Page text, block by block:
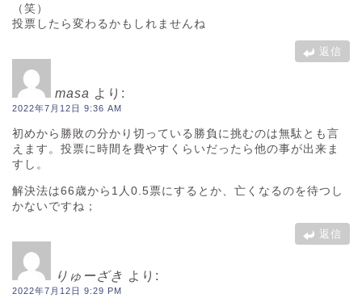
（笑）
投票したら変わるかもしれませんね
返信
masa より:
2022年7月12日 9:36 AM
初めから勝敗の分かり切っている勝負に挑むのは無駄とも言
えます。投票に時間を費やすくらいだったら他の事が出来ま
すし。
解決法は66歳から1人0.5票にするとか、亡くなるのを待つし
かないですね；
返信
りゅーざき より:
2022年7月12日 9:29 PM